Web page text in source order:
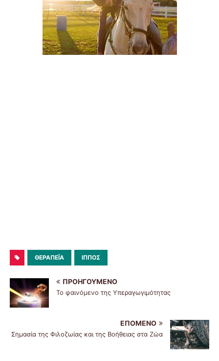
ΘΕΡΑΠΈΙΑ ΊΠΠΟΣ
ΠΡΟΗΓΟΎΜΕΝΟ
Το φαινόμενο της Υπεραγωγιμότητας
ΕΠΌΜΕΝΟ
Σημασία της Φιλοζωίας και της Βοήθειας στα Ζώα